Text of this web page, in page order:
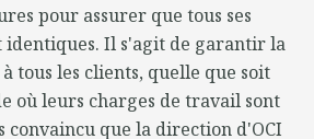
pour assurer que tous ses
identiques. Il s'agit de garantir la
tous les clients, quelle que soit
où leurs charges de travail sont
convaincu que la direction d'OCI